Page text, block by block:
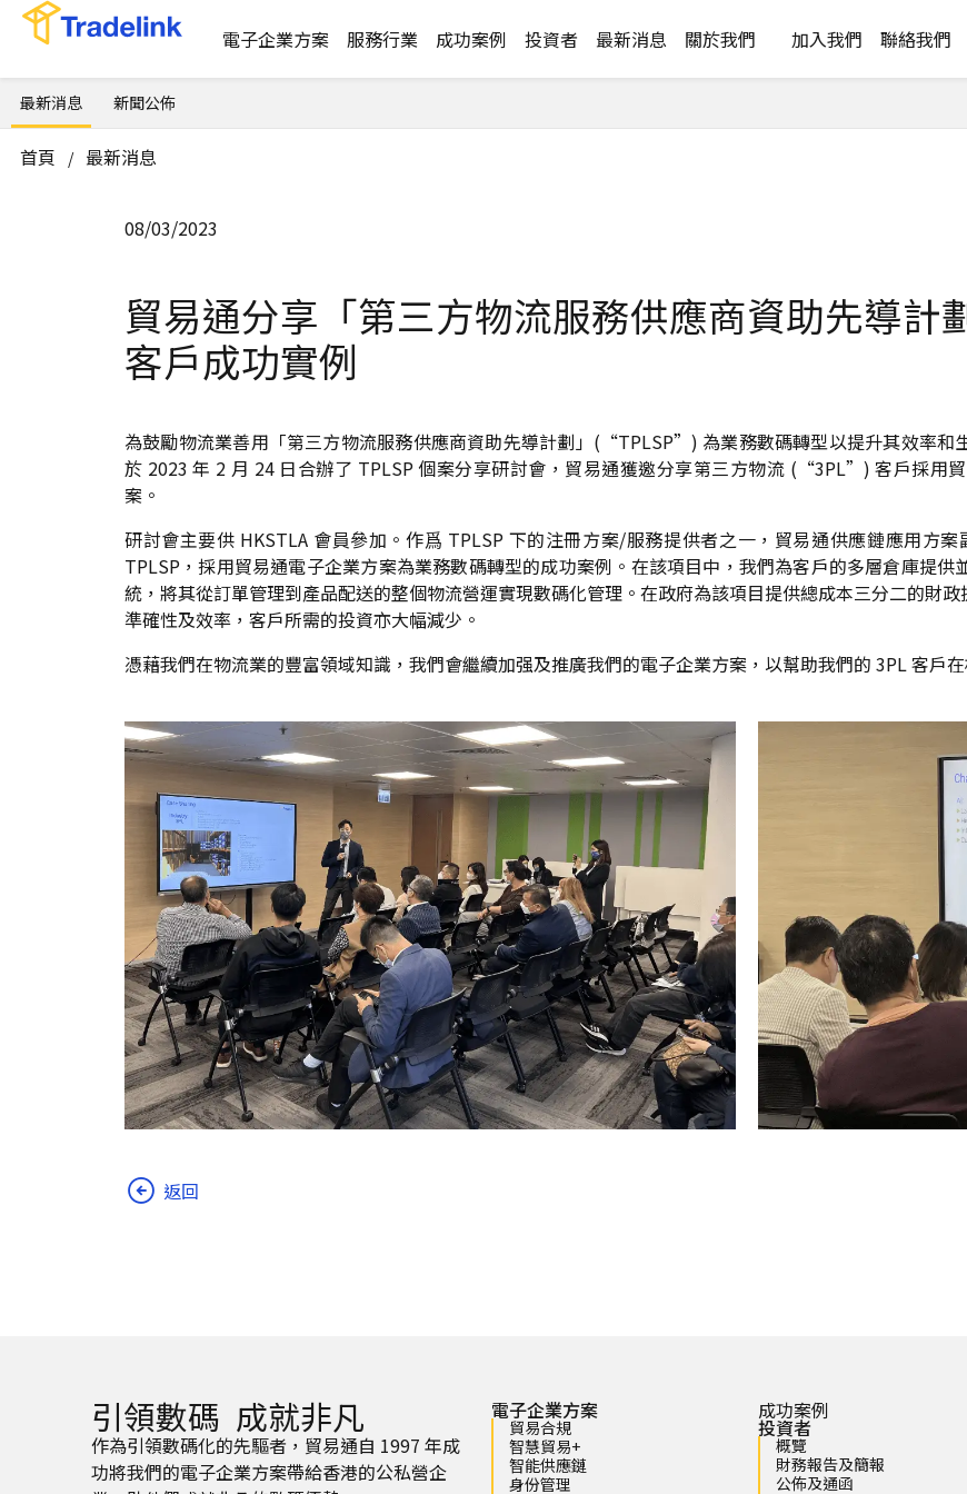
電子企業方案 服務行業 成功案例 投資者 最新消息 關於我們 加入我們 聯絡我們
最新消息 新聞公佈
首頁 / 最新消息
08/03/2023
貿易通分享「第三方物流服務供應商資助先導計劃
客戶成功實例
為鼓勵物流業善用「第三方物流服務供應商資助先導計劃」(“TPLSP”) 為業務數碼轉型以提升其效率
於 2023 年 2 月 24 日合辦了 TPLSP 個案分享研討會，貿易通獲邀分享第三方物流 (“3PL”) 客戶採用
案。
研討會主要供 HKSTLA 會員參加。作爲 TPLSP 下的注冊方案/服務提供者之一，貿易通供應鏈應用方
TPLSP，採用貿易通電子企業方案為業務數碼轉型的成功案例。在該項目中，我們為客戶的多層倉庫提
統，將其從訂單管理到產品配送的整個物流營運實現數碼化管理。在政府為該項目提供總成本三分二的財
準確性及效率，客戶所需的投資亦大幅減少。
憑藉我們在物流業的豐富領域知識，我們會繼續加强及推廣我們的電子企業方案，以幫助我們的 3PL 客戶
返回
引領數碼 成就非凡
作為引領數碼化的先驅者，貿易通自 1997 年成
功將我們的電子企業方案帶給香港的公私營企
電子企業方案
貿易合規
智慧貿易+
智能供應鏈
身份管理
成功案例
投資者
概覽
財務報告及簡報
公佈及通函